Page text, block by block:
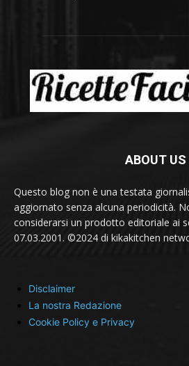
ABOUT US
Questo blog non è una testata
aggiornato senza alcuna periodicità.
considerarsi un prodotto editoriale ai
07.03.2001. ©2024 di kikakitchen
Disclaimer
La nostra Redazione
Cookie Policy e Privacy